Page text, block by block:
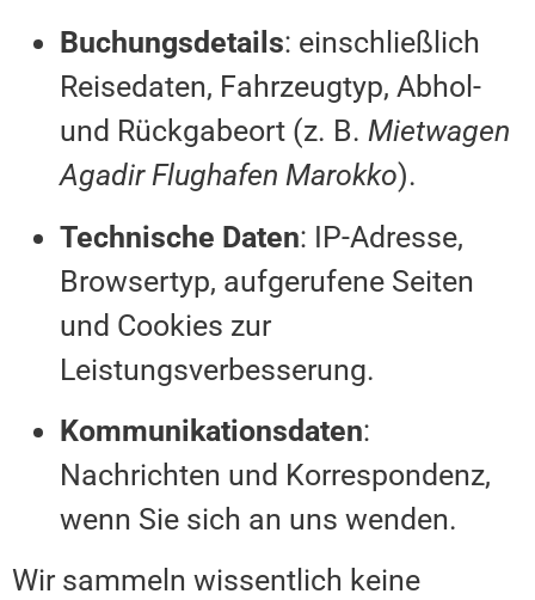
Buchungsdetails: einschließlich
Reisedaten, Fahrzeugtyp, Abhol-
und Rückgabeort (z. B. Mietwagen
Agadir Flughafen Marokko).
Technische Daten: IP-Adresse,
Browsertyp, aufgerufene Seiten
und Cookies zur
Leistungsverbesserung.
Kommunikationsdaten:
Nachrichten und Korrespondenz,
wenn Sie sich an uns wenden.
Wir sammeln wissentlich keine